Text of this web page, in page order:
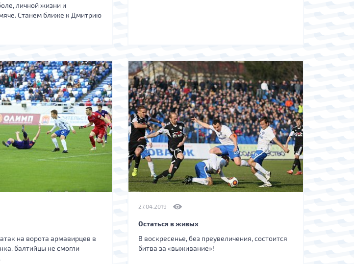
личной жизни и
Станем ближе к Дмитрию
на ворота армавирцев в
балтийцы не смогли
27.04.2019
Остаться в живых
В воскресенье, без преувеличения, состоится
битва за «выживание»!